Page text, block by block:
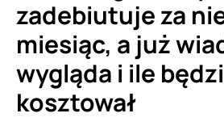
zadebiutuje za
miesiąc, a już
wygląda i ile
kosztował